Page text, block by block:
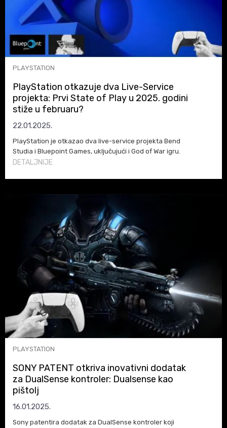
PLAYSTATION
PlayStation otkazuje dva Live-Service
projekta: Prvi State of Play u 2025. godini
stiže u februaru?
22.01.2025.
PlayStation je otkazao dva live-service projekta Bend
Studia i Bluepoint Games, uključujući i God of War igru.
Saznajte više i o prvom State of Play u 2025. godini koji
DETALJNIJE
PLAYSTATION
SONY PATENT otkriva inovativni dodatak
za DualSense kontroler: Dualsense kao
pištolj
16.01.2025.
Sony patentira dodatak za DualSense kontroler koji